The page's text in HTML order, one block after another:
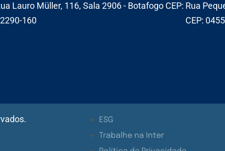
Lauro Müller, 116, Sala 2906 - Botafogo CEP:
160
Rua
CEP:
ESG
Trabalhe na Inter